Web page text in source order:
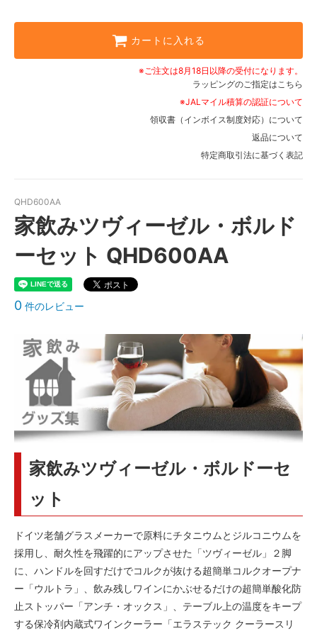
カートに入れる
※ご注文は8月18日以降の受付になります。
ラッピングのご指定はこちら
※JALマイル積算の認証について
領収書（インボイス制度対応）について
返品について
特定商取引法に基づく表記
QHD600AA
家飲みツヴィーゼル・ボルド
ーセット QHD600AA
0 件のレビュー
家飲みツヴィーゼル・ボルドーセ
ット
ドイツ老舗グラスメーカーで原料にチタニウムとジルコニウムを
採用し、耐久性を飛躍的にアップさせた「ツヴィーゼル」２脚
に、ハンドルを回すだけでコルクが抜ける超簡単コルクオープナ
ー「ウルトラ」、飲み残しワインにかぶせるだけの超簡単酸化防
止ストッパー「アンチ・オックス」、テーブル上の温度をキープ
する保冷剤内蔵式ワインクーラー「エラステック クーラースリ